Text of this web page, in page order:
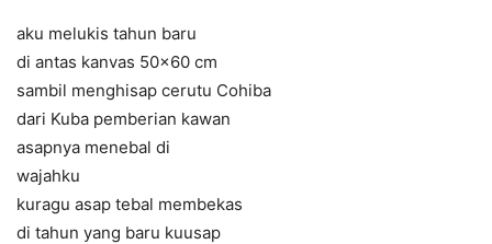
aku melukis tahun baru
di antas kanvas 50×60 cm
sambil menghisap cerutu Cohiba
dari Kuba pemberian kawan
asapnya menebal di
wajahku
kuragu asap tebal membekas
di tahun yang baru kuusap